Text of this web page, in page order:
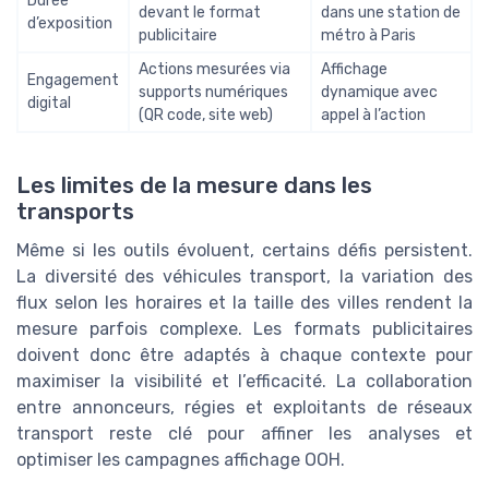
d’exposition
devant le format
publicitaire
dans une station de
métro à Paris
Engagement
digital
Actions mesurées via
supports numériques
(QR code, site web)
Affichage
dynamique avec
appel à l’action
Les limites de la mesure dans les
transports
Même si les outils évoluent, certains défis persistent.
La diversité des véhicules transport, la variation des
flux selon les horaires et la taille des villes rendent la
mesure parfois complexe. Les formats publicitaires
doivent donc être adaptés à chaque contexte pour
maximiser la visibilité et l’efficacité. La collaboration
entre annonceurs, régies et exploitants de réseaux
transport reste clé pour affiner les analyses et
optimiser les campagnes affichage OOH.